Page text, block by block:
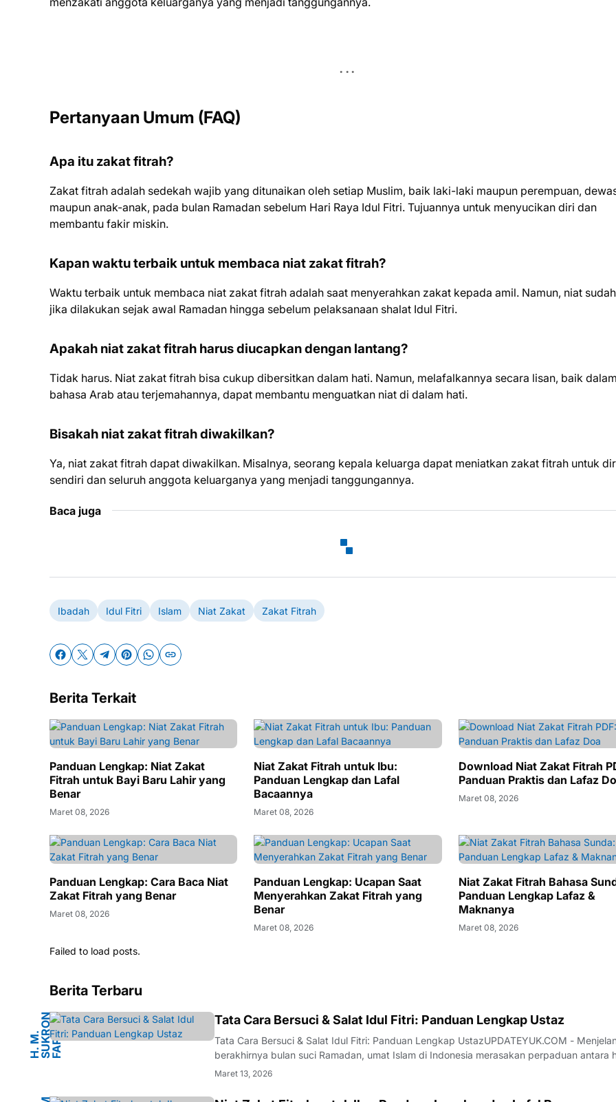
Pertanyaan Umum (FAQ)
Apa itu zakat fitrah?
Zakat fitrah adalah sedekah wajib yang ditunaikan oleh setiap Muslim, baik laki-laki maupun perempuan,
maupun anak-anak, pada bulan Ramadan sebelum Hari Raya Idul Fitri. Tujuannya untuk menyucikan diri dan
membantu fakir miskin.
Kapan waktu terbaik untuk membaca niat zakat fitrah?
Waktu terbaik untuk membaca niat zakat fitrah adalah saat menyerahkan zakat kepada amil. Namun, niat
jika dilakukan sejak awal Ramadan hingga sebelum pelaksanaan shalat Idul Fitri.
Apakah niat zakat fitrah harus diucapkan dengan lantang?
Tidak harus. Niat zakat fitrah bisa cukup dibersitkan dalam hati. Namun, melafalkannya secara lisan, baik dalam
bahasa Arab atau terjemahannya, dapat membantu menguatkan niat di dalam hati.
Bisakah niat zakat fitrah diwakilkan?
Ya, niat zakat fitrah dapat diwakilkan. Misalnya, seorang kepala keluarga dapat meniatkan zakat fitrah untuk
sendiri dan seluruh anggota keluarganya yang menjadi tanggungannya.
Baca juga
Ibadah Idul Fitri Islam Niat Zakat Zakat Fitrah
Berita Terkait
Panduan Lengkap: Niat Zakat
Fitrah untuk Bayi Baru Lahir yang
Benar
Maret 08, 2026
Niat Zakat Fitrah untuk Ibu:
Panduan Lengkap dan Lafal
Bacaannya
Maret 08, 2026
Download Niat Zakat Fitrah
Panduan Praktis dan Lafaz
Maret 08, 2026
Panduan Lengkap: Cara Baca Niat
Zakat Fitrah yang Benar
Maret 08, 2026
Panduan Lengkap: Ucapan Saat
Menyerahkan Zakat Fitrah yang
Benar
Maret 08, 2026
Niat Zakat Fitrah Bahasa
Panduan Lengkap Lafaz &
Maknanya
Maret 08, 2026
Failed to load posts.
Berita Terbaru
H
.
M
.
S
U
K
R O
N
F
A
R
D A
Tata Cara Bersuci & Salat Idul Fitri: Panduan Lengkap Ustaz
Tata Cara Bersuci & Salat Idul Fitri: Panduan Lengkap UstazUPDATEYUK.COM -
berakhirnya bulan suci Ramadan, umat Islam di Indonesia merasakan perpaduan antara
dan bahagia yang mendalam. Perasaan haru muncul karena bulan penuh berkah ini akan
Maret 13, 2026